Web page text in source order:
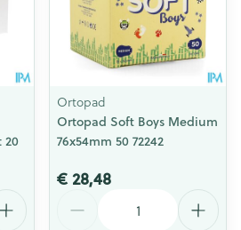
20
Ortopad
Ortopad Soft Boys Medium
76x54mm 50 72242
€ 28,48